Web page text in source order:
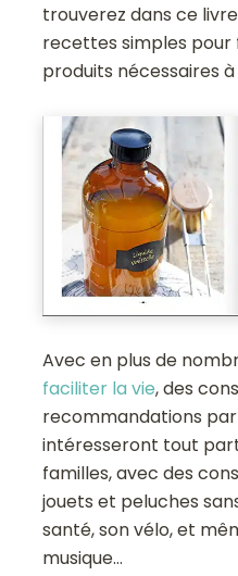
trouverez dans ce
recettes simples pour
produits nécessaires
Avec en plus de
faciliter la vie, des
recommandations
intéresseront tout
familles, avec des
jouets et peluches
santé, son vélo, et
musique…